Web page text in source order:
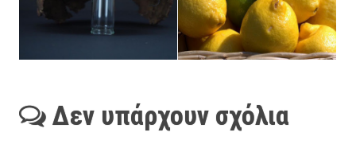
Δεν υπάρχουν σχόλια